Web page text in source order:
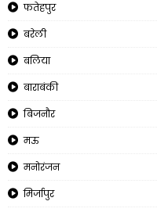
फतेहपुर
बरेली
बलिया
बाराबंकी
बिजनौर
मऊ
मनोरंजन
मिर्जापुर